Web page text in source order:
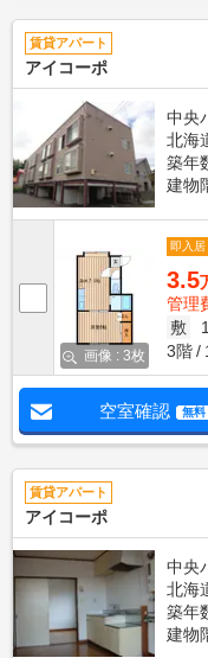
賃貸アパート
アイコーポ
中央
北海
築年
建物
画像 : 3枚
即入居
3.5
管理
敷
3階
空室確認 無料
賃貸アパート
アイコーポ
中央
北海
築年
建物